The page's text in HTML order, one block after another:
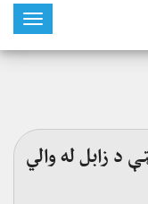
د زابل له والي